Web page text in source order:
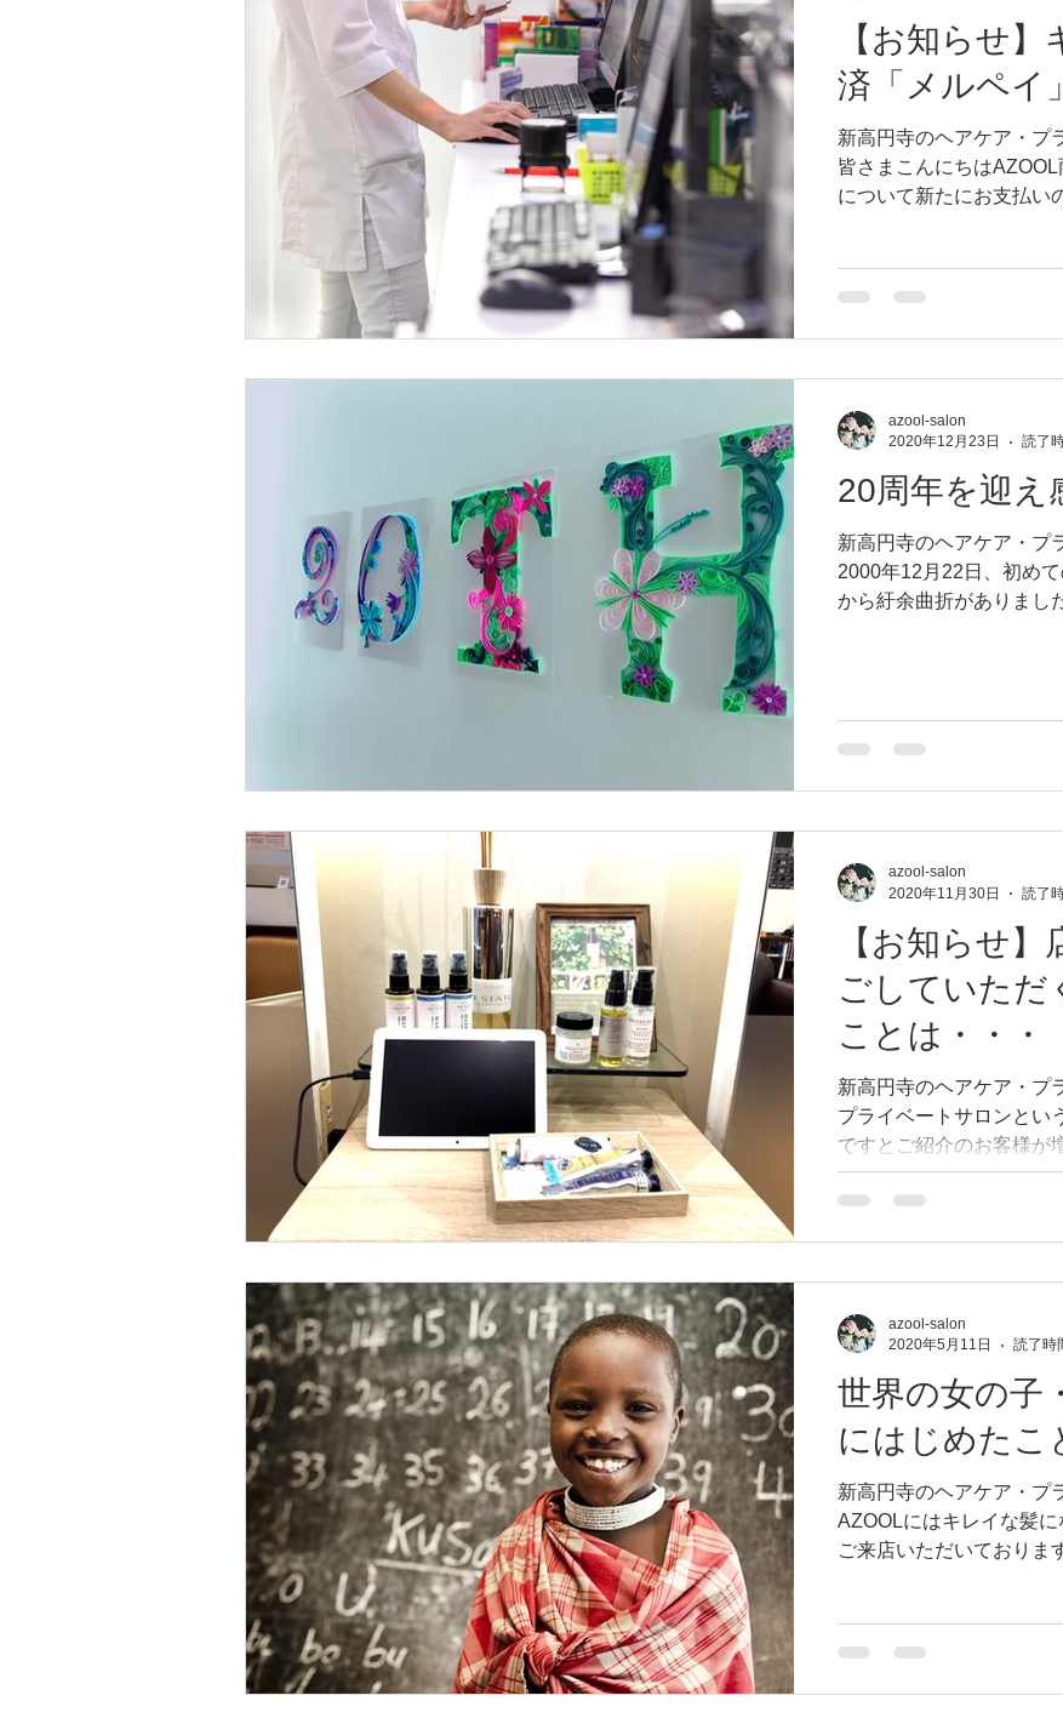
【お知らせ
済「メルペイ
新高円寺のヘアケア・プ
皆さまこんにちは
について新たにお支払い
20周年を迎え
新高円寺のヘアケア・プ
2000年12月22日、初め
から紆余曲折がありまし
azool-salon
2020年12月23日
読了
【お知らせ
ごしていただ
ことは・・・
新高円寺のヘアケア・プ
プライベートサロンとい
ですとご紹介のお客様が
空間ですが1席のみの使
りと過ごしていただくた
azool-salon
2020年11月30日
読了
世界の女の子
にはじめたこ
新高円寺のヘアケア・プ
AZOOLにはキレイな髪
ご来店いただいておりま
azool-salon
2020年5月11日
読了時